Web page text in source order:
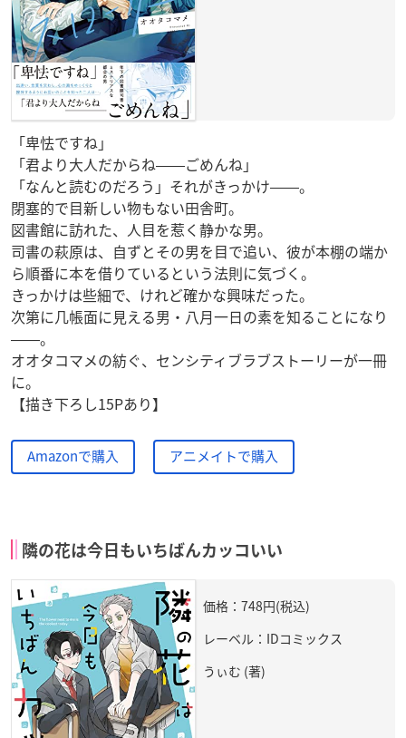
「卑怯ですね」
「君より大人だからね――ごめんね」
「なんと読むのだろう」それがきっかけ――。
閉塞的で目新しい物もない田舎町。
図書館に訪れた、人目を惹く静かな男。
司書の萩原は、自ずとその男を目で追い、彼が本棚の端か
ら順番に本を借りているという法則に気づく。
きっかけは些細で、けれど確かな興味だった。
次第に几帳面に見える男・八月一日の素を知ることになり
――。
オオタコマメの紡ぐ、センシティブラブストーリーが一冊
に。
【描き下ろし15Pあり】
Amazonで購入 アニメイトで購入
隣の花は今日もいちばんカッコいい
価格：748円(税込)
レーベル：IDコミックス
うぃむ (著)